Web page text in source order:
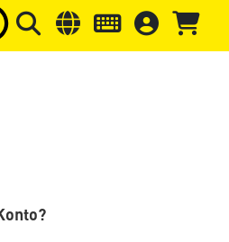
Springe zum Header Springe